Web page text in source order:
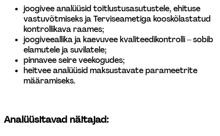
joogivee analüüsid toitlustusasutustele, ehituse
vastuvõtmiseks ja Terviseametiga kooskõlastatud
kontrollikava raames;
joogiveeallika ja kaevuvee kvaliteedikontrolli – sobib
elamutele ja suvilatele;
pinnavee seire veekogudes;
heitvee analüüsid maksustavate parameetrite
määramiseks.
Analüüsitavad näitajad: